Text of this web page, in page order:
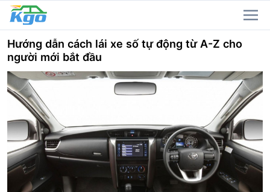
Hướng dẫn cách lái xe số tự động từ A-Z cho
người mới bắt đầu